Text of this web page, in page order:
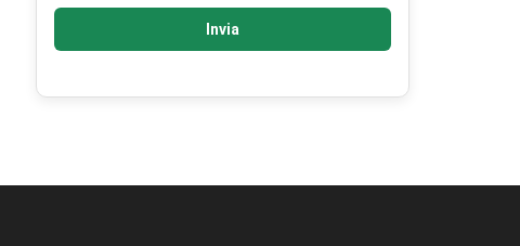
Invia